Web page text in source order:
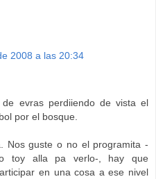
2008 a las 20:34
evras perdiiendo de vista el
por el bosque.
Nos guste o no el programita -
toy alla pa verlo-, hay que
en una cosa a ese nivel